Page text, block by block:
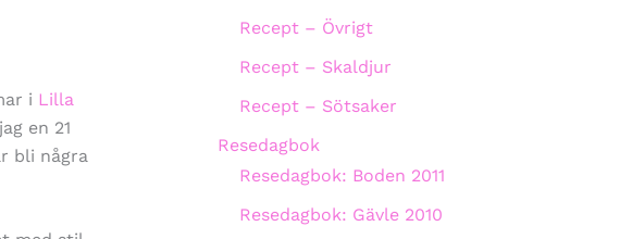
i Lilla
en 21
bli några
Recept – Övrigt
Recept – Skaldjur
Recept – Sötsaker
Resedagbok
Resedagbok: Boden 2011
Resedagbok: Gävle 2010